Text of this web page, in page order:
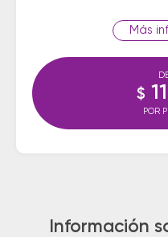
$
POR
Información